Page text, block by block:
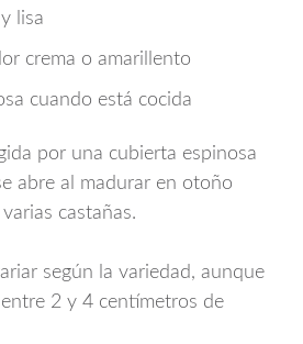
lisa
crema o amarillento
cuando está cocida
por una cubierta espinosa
abre al madurar en otoño
castañas.
según la variedad, aunque
2 y 4 centímetros de